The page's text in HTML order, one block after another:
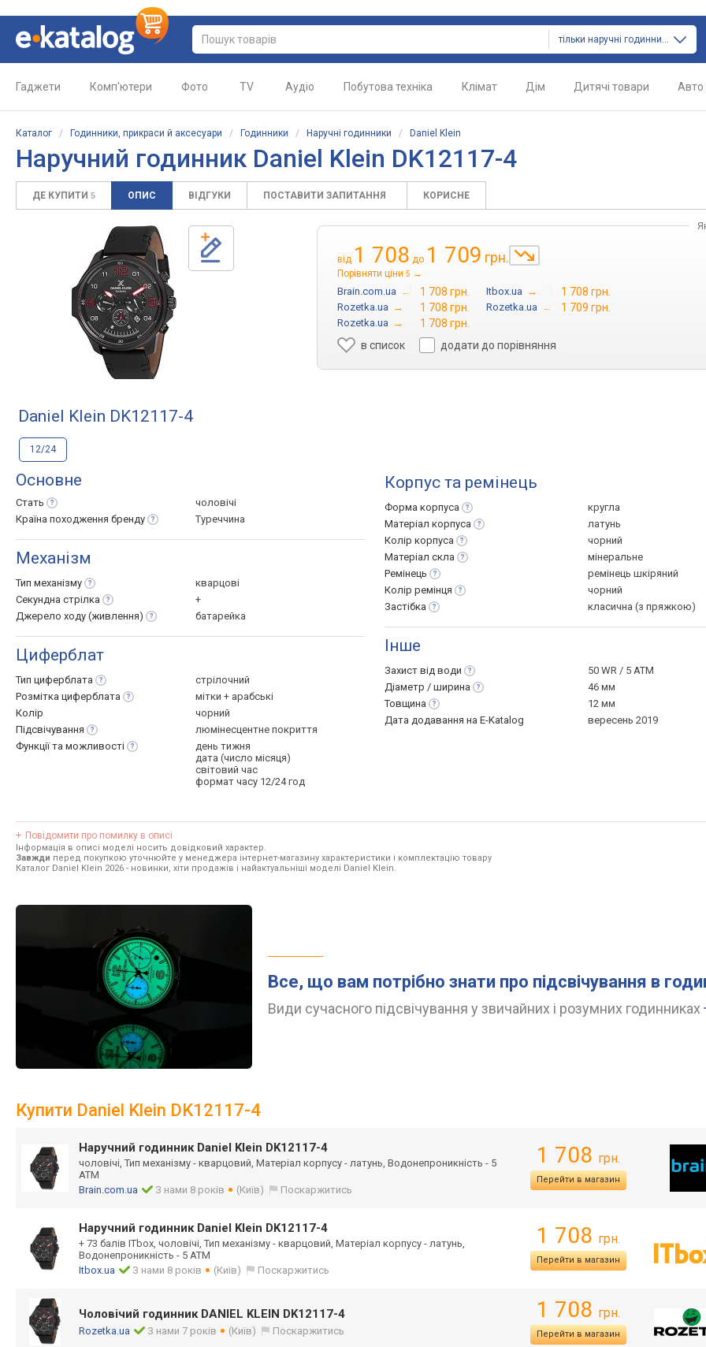
тільки наручні годинники
Гаджети Комп'ютери Фото TV Аудіо Побутова техніка Клімат Дім Дитячі товари Авто
Каталог / Годинники, прикраси й аксесуари / Годинники / Наручні годинники / Daniel Klein
Наручний годинник Daniel Klein DK12117-4
ДЕ КУПИТИ 5 ОПИС ВІДГУКИ ПОСТАВИТИ ЗАПИТАННЯ КОРИСНЕ
від 1 708 до 1 709 грн.
Порівняти ціни 5 →
Brain.com.ua → 1 708 грн. Itbox.ua → 1 708 грн.
Rozetka.ua → 1 708 грн. Rozetka.ua → 1 709 грн.
Rozetka.ua →
1 708 грн.
в список
додати до порівняння
Daniel Klein DK12117-4
12/24
Основне
Стать
чоловічі
Країна походження бренду Туреччина
Механізм
Тип механізму
кварцові
Секундна стрілка
+
Джерело ходу (живлення) батарейка
Циферблат
Тип циферблата
стрілочний
Розмітка циферблата
мітки + арабські
Колір
чорний
Підсвічування
люмінесцентне покриття
Функції та можливості
день тижня
дата (число місяця)
світовий час
формат часу 12/24 год
Корпус та ремінець
Форма корпуса
кругла
Матеріал корпуса
латунь
Колір корпуса
чорний
Матеріал скла
мінеральне
Ремінець
ремінець шкіряний
Колір ремінця
чорний
Застібка
класична (з пряжкою)
Інше
Захист від води
50 WR / 5 ATM
Діаметр / ширина
46 мм
Товщина
12 мм
Дата додавання на E-Katalog
вересень 2019
Повідомити про помилку в описі
Інформація в описі моделі носить довідковий характер.
Завжди перед покупкою уточнюйте у менеджера інтернет-магазину характеристики і комплектацію товару
Каталог Daniel Klein 2026 - новинки, хіти продажів і найактуальніші моделі Daniel Klein.
Все, що вам потрібно знати про підсвічування в
Види сучасного підсвічування у звичайних і розумних годинниках
Купити Daniel Klein DK12117-4
Наручний годинник Daniel Klein DK12117-4
чоловічі, Тип механізму - кварцовий, Матеріал корпусу - латунь, Водонепроникність - 5
ATM
Brain.com.ua
З нами 8 років (Київ) Поскаржитись
1 708 грн.
Перейти в магазин
Наручний годинник Daniel Klein DK12117-4
+ 73 балів ITbox, чоловічі, Тип механізму - кварцовий, Матеріал корпусу - латунь,
Водонепроникність - 5 ATM
Itbox.ua
З нами 8 років (Київ) Поскаржитись
1 708 грн.
Перейти в магазин
Чоловічий годинник DANIEL KLEIN DK12117-4
Rozetka.ua З нами 7 років (Київ) Поскаржитись
1 708 грн.
Перейти в магазин